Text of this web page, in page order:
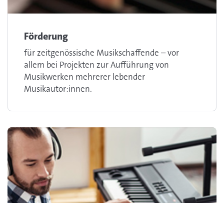
Förderung
für zeitgenössische Musikschaffende – vor
allem bei Projekten zur Aufführung von
Musikwerken mehrerer lebender
Musikautor:innen.